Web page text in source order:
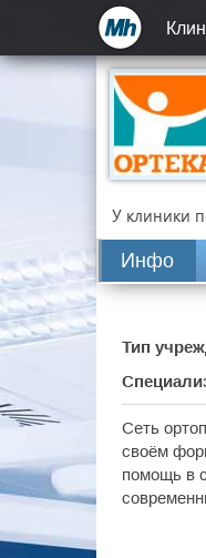
У клиники
Инфо
Тип
Сеть
своём
помощь в